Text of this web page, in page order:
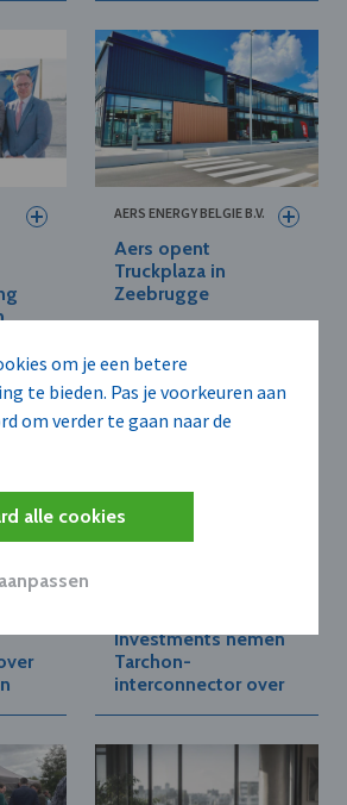
om je een betere
te bieden. Pas je voorkeuren aan
om verder te gaan naar de
alle cookies
AERS ENERGY BELGIE B.V.
Aers opent
Truckplaza in
Zeebrugge
Investments nemen
Tarchon-
interconnector over